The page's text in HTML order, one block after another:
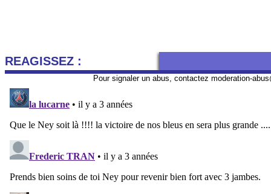
REAGISSEZ :
Pour signaler un abus, contactez moderation-